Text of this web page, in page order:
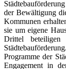
der Bewältigung
Kommunen
sie um eigene
Drittel
Programme der
Engagement in